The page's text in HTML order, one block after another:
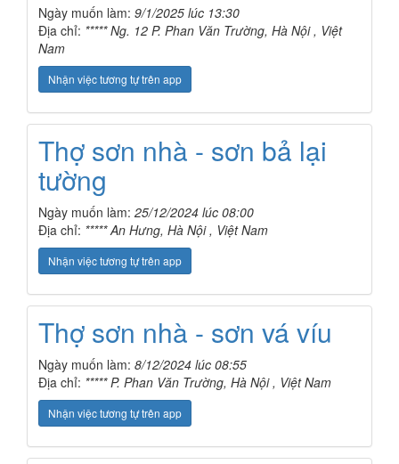
Ngày muốn làm: 9/1/2025 lúc 13:30
Địa chỉ: ***** Ng. 12 P. Phan Văn Trường, Hà Nội , Việt
Nam
Nhận việc tương tự trên app
Thợ sơn nhà - sơn bả lại
tường
Ngày muốn làm: 25/12/2024 lúc 08:00
Địa chỉ: ***** An Hưng, Hà Nội , Việt Nam
Nhận việc tương tự trên app
Thợ sơn nhà - sơn vá víu
Ngày muốn làm: 8/12/2024 lúc 08:55
Địa chỉ: ***** P. Phan Văn Trường, Hà Nội , Việt Nam
Nhận việc tương tự trên app